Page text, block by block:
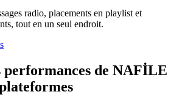
radio, placements en playlist et
tout en un seul endroit.
performances de NAFİLE